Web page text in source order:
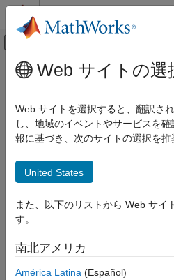
コンテンツへスキップ
オフキャンバス
ドキュメンテーションのホーム
コード検証
Polyspace Bug Finder
Polyspace Bug Finder の結果
MISRA C:2023 命令およびルール
項目一覧
説明
メインコンテンツ
MISRA C:2023
The value returned by a function
shall be used
このページをすべて展開する
説明
The value returned by a function
shall be used
根拠
意図せずに非voidの戻り値型の
Web サイトの選
Web サイトを選択すると、翻訳さ
し、地域のイベントやサービスを
報に基づき、次のサイトの選択を推
United States
また、以下のリストから Web サイ
す。
南北アメリカ
América Latina (Español)